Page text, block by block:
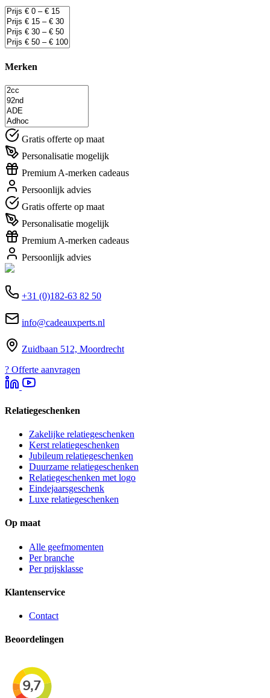
Merken
Gratis offerte op maat
Personalisatie mogelijk
Premium A-merken cadeaus
Persoonlijk advies
Gratis offerte op maat
Personalisatie mogelijk
Premium A-merken cadeaus
Persoonlijk advies
+31 (0)182-63 82 50
info@cadeauxperts.nl
Zuidbaan 512, Moordrecht
? Offerte aanvragen
Relatiegeschenken
Zakelijke relatiegeschenken
Kerst relatiegeschenken
Jubileum relatiegeschenken
Duurzame relatiegeschenken
Relatiegeschenken met logo
Eindejaarsgeschenk
Luxe relatiegeschenken
Op maat
Alle geefmomenten
Per branche
Per prijsklasse
Klantenservice
Contact
Beoordelingen